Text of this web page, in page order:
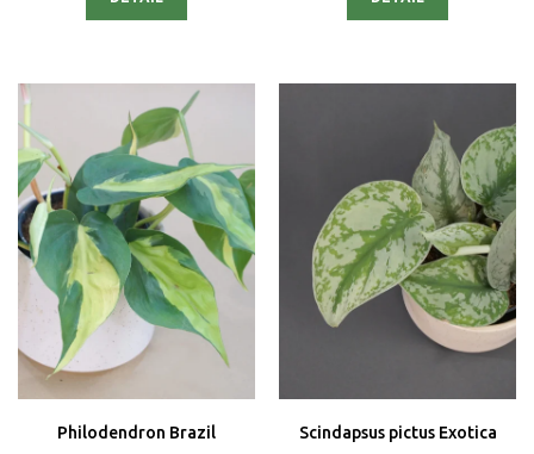
Philodendron Brazil Scindapsus pictus Exotica